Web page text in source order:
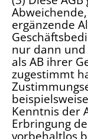
ergänzende
nur dann
als AB ihrer
zugestimmt
Kenntnis der
Erbringung
vorbehaltlos